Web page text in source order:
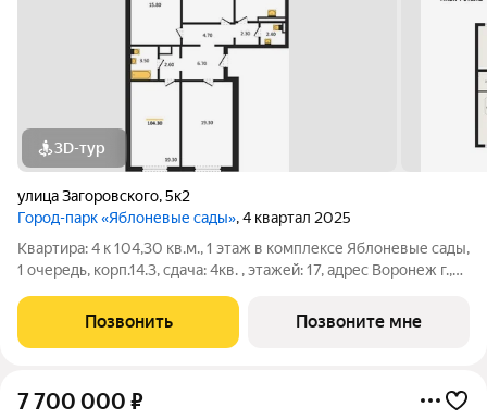
3D-тур
улица Загоровского,5к2
Город-парк «Яблоневые сады», 4 квартал 2025
Квартира: 4 к 104,30 кв.м., 1 этаж в комплексе Яблоневые сады,
1 очередь, корп.14.3, сдача: 4кв. , этажей: 17, адрес Воронеж г.,
Позвонить Позвоните мне
7 700 000 ₽